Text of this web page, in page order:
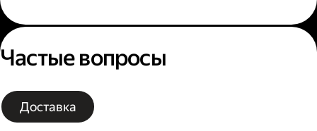
Частые вопросы
Доставка